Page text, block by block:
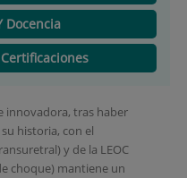
Docencia
innovadora, tras haber
historia, con el
y de la LEOC
choque) mantiene un